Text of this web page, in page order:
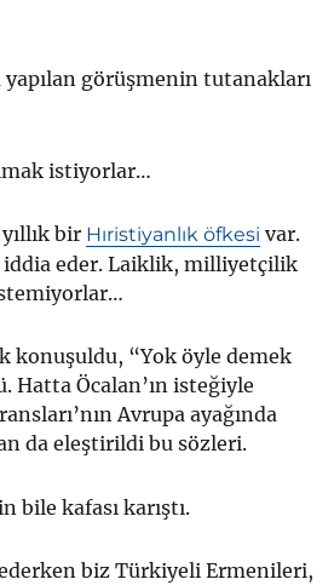
yapılan görüşmenin tutanakları
istiyorlar…
bir Hıristiyanlık öfkesi var.
iddia eder. Laiklik, milliyetçilik
konuşuldu, “Yok öyle demek
Öcalan’ın isteğiyle
Avrupa ayağında
da eleştirildi bu sözleri.
bile kafası karıştı.
biz Türkiyeli Ermenileri,